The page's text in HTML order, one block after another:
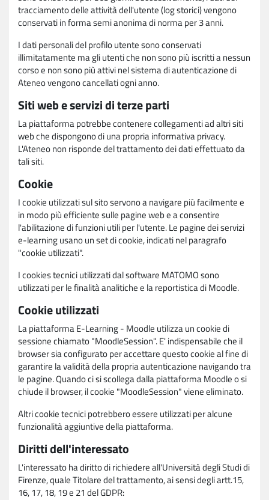
tracciamento delle attività dell'utente (log storici) vengono
conservati in forma semi anonima di norma per 3 anni.
I dati personali del profilo utente sono conservati
illimitatamente ma gli utenti che non sono più iscritti a nessun
corso e non sono più attivi nel sistema di autenticazione di
Ateneo vengono cancellati ogni anno.
Siti web e servizi di terze parti
La piattaforma potrebbe contenere collegamenti ad altri siti
web che dispongono di una propria informativa privacy.
L'Ateneo non risponde del trattamento dei dati effettuato da
tali siti.
Cookie
I cookie utilizzati sul sito servono a navigare più facilmente e
in modo più efficiente sulle pagine web e a consentire
l'abilitazione di funzioni utili per l'utente. Le pagine dei servizi
e-learning usano un set di cookie, indicati nel paragrafo
"cookie utilizzati".
I cookies tecnici utilizzati dal software MATOMO sono
utilizzati per le finalità analitiche e la reportistica di Moodle.
Cookie utilizzati
La piattaforma E-Learning - Moodle utilizza un cookie di
sessione chiamato "MoodleSession". E' indispensabile che il
browser sia configurato per accettare questo cookie al fine di
garantire la validità della propria autenticazione navigando tra
le pagine. Quando ci si scollega dalla piattaforma Moodle o si
chiude il browser, il cookie "MoodleSession" viene eliminato.
Altri cookie tecnici potrebbero essere utilizzati per alcune
funzionalità aggiuntive della piattaforma.
Diritti dell'interessato
L'interessato ha diritto di richiedere all'Università degli Studi di
Firenze, quale Titolare del trattamento, ai sensi degli artt.15,
16, 17, 18, 19 e 21 del GDPR: